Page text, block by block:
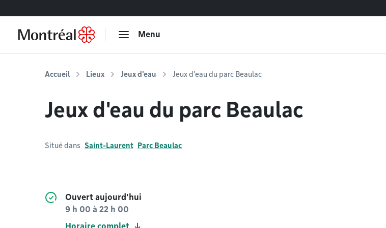
Menu
Accueil Lieux Jeux d'eau Jeux d'eau du parc Beaulac
Jeux d'eau du parc Beaulac
Situé dans Saint-Laurent Parc Beaulac
Ouvert aujourd'hui
9 h 00 à 22 h 00